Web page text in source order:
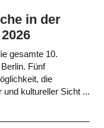
in der
gesamte 10.
Fünf
die
und kultureller Sicht ...